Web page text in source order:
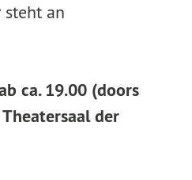
steht an
ca. 19.00 (doors
der